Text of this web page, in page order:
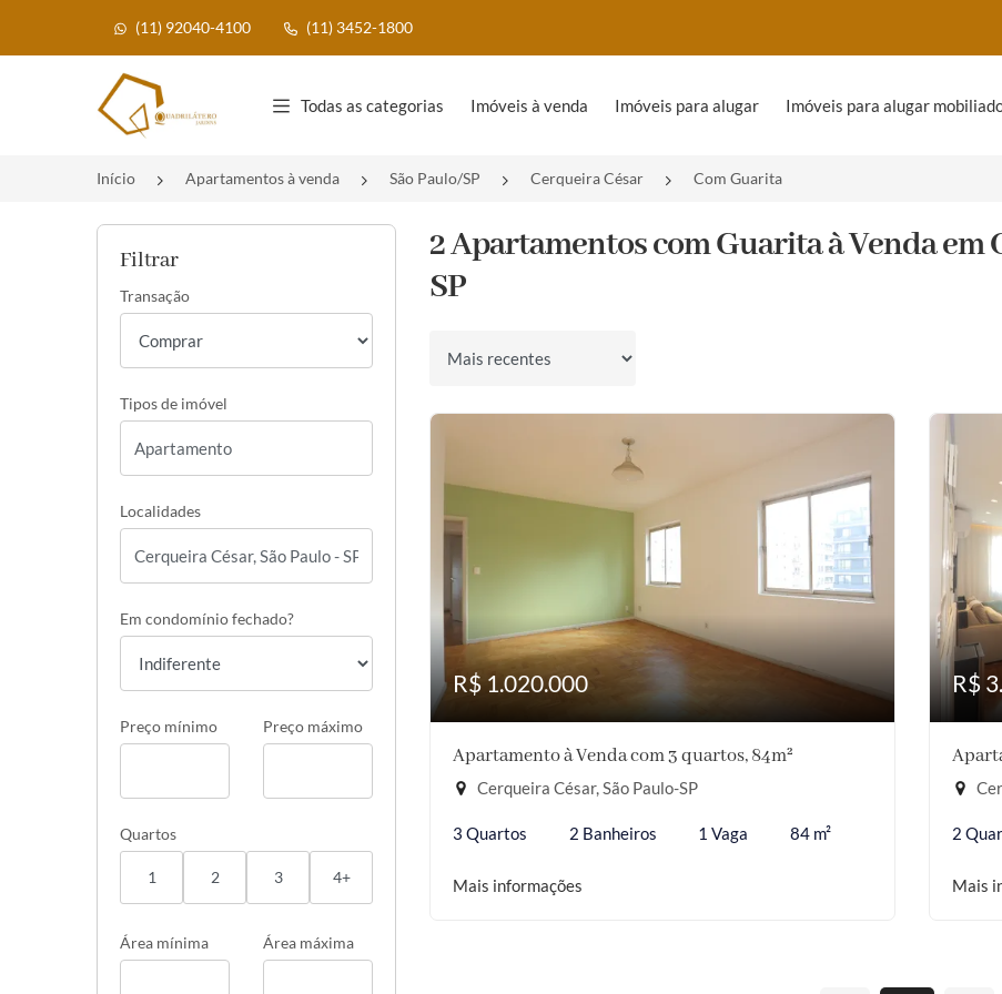
(11) 92040-4100 (11) 3452-1800
Página inicial
Todas as categorias Imóveis à venda Imóveis para alugar Imóveis para alugar
Início Apartamentos à venda São Paulo/SP Cerqueira César Com Guarita
Filtrar
Transação
Tipos de imóvel
Localidades
Em condomínio fechado?
Preço mínimo Preço máximo
Quartos
1 2 3 4+
Área mínima Área máxima
2 Apartamentos com Guarita à Venda em
SP
Ordenar por
R$ 1.020.000
Apartamento à Venda com 3 quartos, 84m²
Cerqueira César, São Paulo-SP
3 Quartos 2 Banheiros 1 Vaga 84 m²
Mais informações
R$
2
Mais